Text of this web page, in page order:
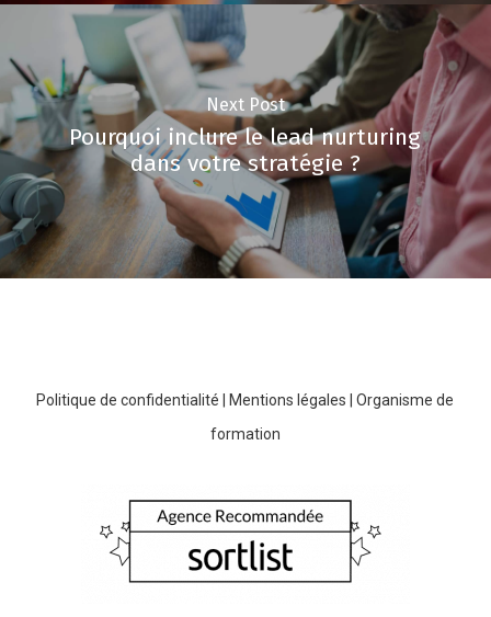
Next Post
Pourquoi inclure le lead nurturing
dans votre stratégie ?
Politique de confidentialité Mentions légales |Organisme de
formation